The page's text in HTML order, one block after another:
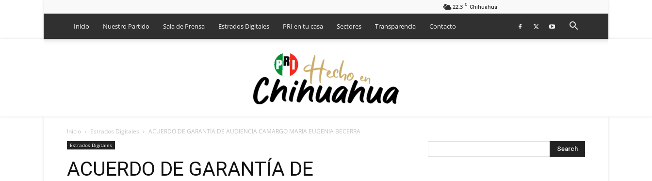
22.3 C Chihuahua
Inicio Nuestro Partido Sala de Prensa Estrados Digitales PRI en tu casa Sectores Transparencia Contacto
Inicio Estrados Digitales ACUERDO DE GARANTÍA DE AUDIENCIA CAMARGO MARIA EUGENIA BECERRA
Estrados Digitales
ACUERDO DE GARANTÍA DE